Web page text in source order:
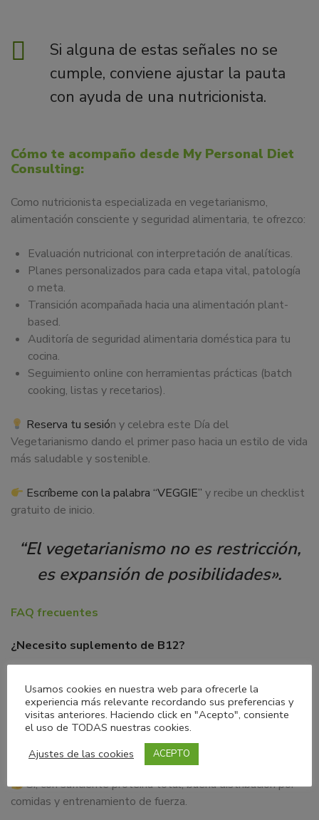
Si alguna de estas señales no se
cumple, conviene ajustar la pauta
con ayuda de una nutricionista.
Cómo te acompaño desde My Personal Diet
Consulting:
Como nutricionista especializada en vegetarianismo,
alimentación consciente y seguridad alimentaria, te ofrezco:
Evaluación nutricional con interpretación de analíticas.
Planes personalizados para cada etapa vital, patología
o meta.
Transición acompañada hacia una alimentación plant-
based.
Auditoría de seguridad alimentaria doméstica para tu
cocina.
Seguimiento online con herramientas prácticas (batch
cooking, listas y recetarios).
Reserva tu sesión y celebra este Día del
Vegetarianismo dando el primer paso hacia un estilo de vida
más saludable y sostenible.
Escríbeme con la palabra “VEGGIE” y recibe un checklist
gratuito de inicio.
“El vegetarianismo no es restricción,
es expansión de posibilidades».
FAQ frecuentes
¿Necesito suplemento de B12?
analítica. Revisa con un profesional.
¿Puedo ganar masa muscular siendo vegetariano?
Sí, con suficiente proteína total, buena distribución por
comidas y entrenamiento de fuerza.
Usamos cookies en nuestra web para ofrecerle la
experiencia más relevante recordando sus preferencias y
visitas anteriores. Haciendo click en "Acepto", consiente
el uso de TODAS nuestras cookies.
Ajustes de las cookies
ACEPTO